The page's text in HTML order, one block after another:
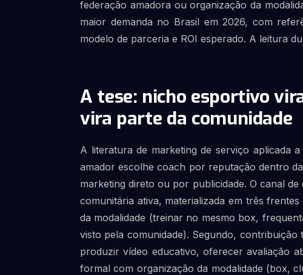
federação amadora ou organização da
maior demanda no Brasil em 2026, com
modelo de parceria e ROI esperado. A leitura
A tese: nicho esportivo
vira parte da comunidade
A literatura de marketing de serviço aplicada
amador escolhe coach por reputação dentro
marketing direto ou por publicidade. O canal
comunitária ativa, materializada em três
da modalidade (treinar no mesmo box,
visto pela comunidade). Segundo,
produzir vídeo educativo, oferecer avaliação
formal com organização da modalidade (box,